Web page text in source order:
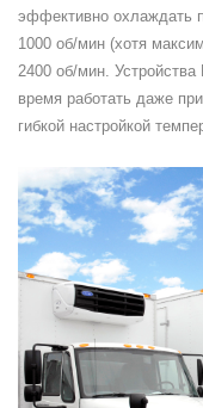
эффективно охлаждать
1000 об/мин (хотя
2400 об/мин.
время работать даже
гибкой настройкой